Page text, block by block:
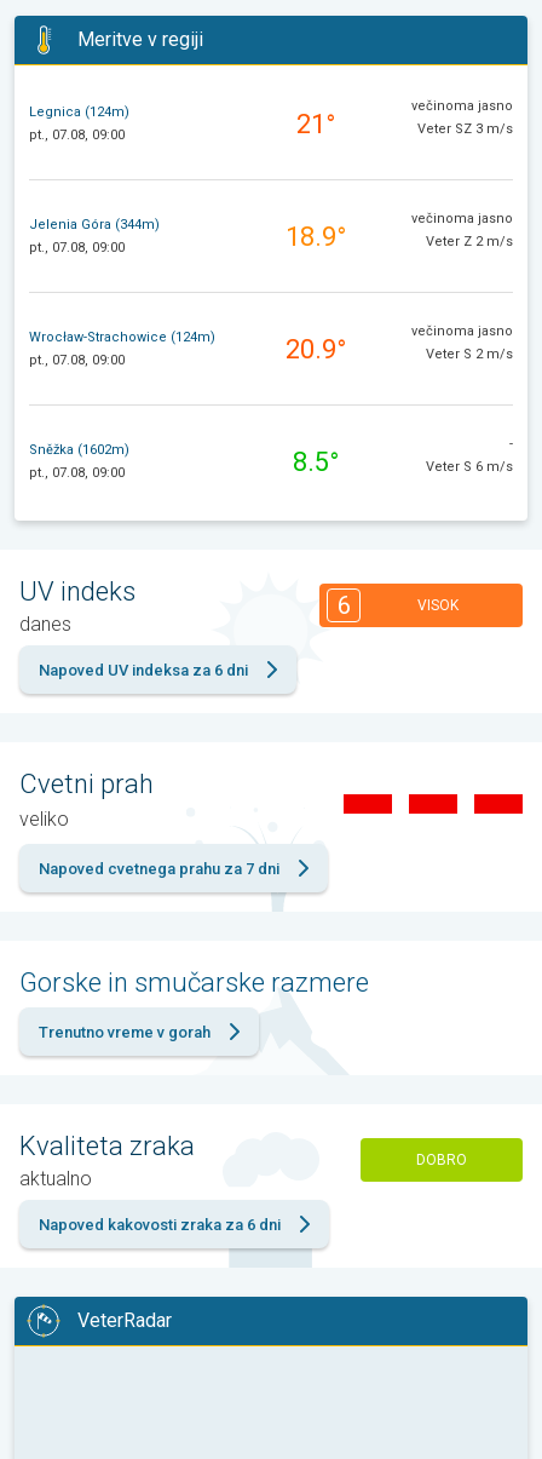
Meritve v regiji
Legnica (124m)
pt., 07.08, 09:00
21°
večinoma jasno
Veter SZ 3 m/s
Jelenia Góra (344m)
pt., 07.08, 09:00
18.9°
večinoma jasno
Veter Z 2 m/s
Wrocław-Strachowice (124m)
pt., 07.08, 09:00
20.9°
večinoma jasno
Veter S 2 m/s
Sněžka (1602m)
pt., 07.08, 09:00
8.5°
-
Veter S 6 m/s
UV indeks
danes
6 VISOK
Napoved UV indeksa za 6 dni
Cvetni prah
veliko
Napoved cvetnega prahu za 7 dni
Gorske in smučarske razmere
Trenutno vreme v gorah
Kvaliteta zraka
aktualno
DOBRO
Napoved kakovosti zraka za 6 dni
VeterRadar